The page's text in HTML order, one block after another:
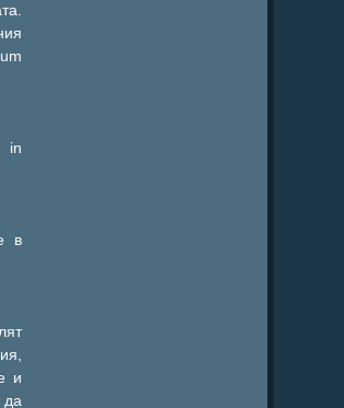
in
в
и
да